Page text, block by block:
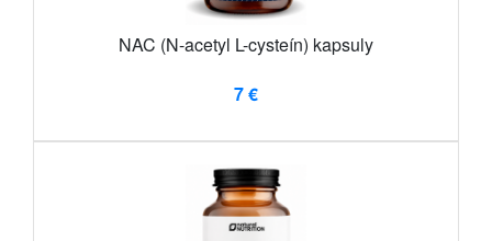
NAC (N-acetyl L-cysteín) kapsuly
7 €